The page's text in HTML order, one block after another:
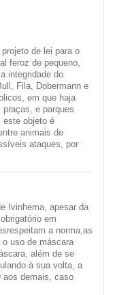
de lei para o
feroz de pequeno,
integridade do
Fila, Dobermann e
em que haja
e parques
este objeto é
animais de
ataques, por
Ivinhema, apesar da
em
a norma,as
uso de máscara
além de se
à sua volta, a
aos demais, caso